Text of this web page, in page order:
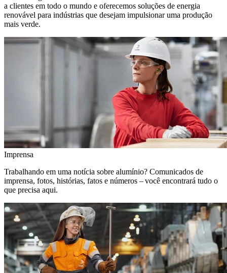
a clientes em todo o mundo e oferecemos soluções de energia
renovável para indústrias que desejam impulsionar uma produção
mais verde.
Imprensa
Trabalhando em uma notícia sobre alumínio? Comunicados de
imprensa, fotos, histórias, fatos e números – você encontrará tudo o
que precisa aqui.